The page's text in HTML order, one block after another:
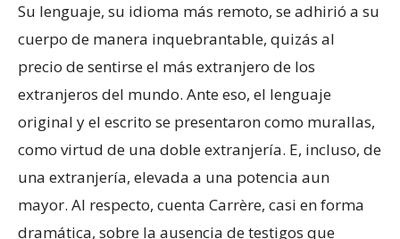
Su lenguaje, su idioma más remoto, se adhirió a su
cuerpo de manera inquebrantable, quizás al
precio de sentirse el más extranjero de los
extranjeros del mundo. Ante eso, el lenguaje
original y el escrito se presentaron como murallas,
como virtud de una doble extranjería. E, incluso, de
una extranjería, elevada a una potencia aun
mayor. Al respecto, cuenta Carrère, casi en forma
dramática, sobre la ausencia de testigos que